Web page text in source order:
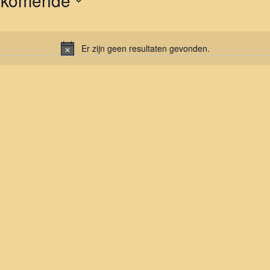
Bericht
Er zijn geen resultaten gevonden.